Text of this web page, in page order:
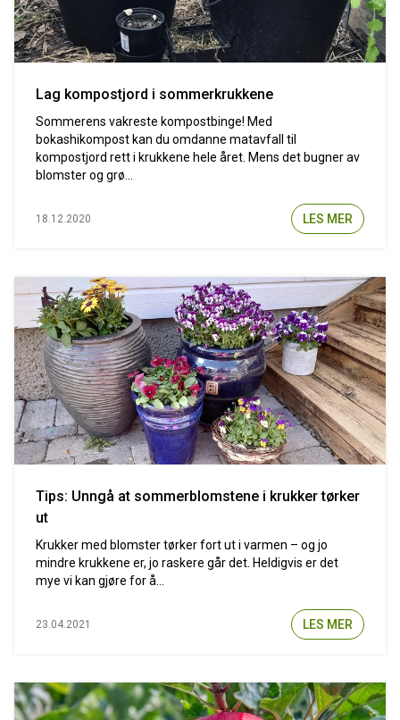
Lag kompostjord i sommerkrukkene
Sommerens vakreste kompostbinge! Med
bokashikompost kan du omdanne matavfall til
kompostjord rett i krukkene hele året. Mens det bugner av
blomster og grø...
18.12.2020 LES MER
Tips: Unngå at sommerblomstene i krukker tørker
ut
Krukker med blomster tørker fort ut i varmen – og jo
mindre krukkene er, jo raskere går det. Heldigvis er det
mye vi kan gjøre for å...
23.04.2021 LES MER